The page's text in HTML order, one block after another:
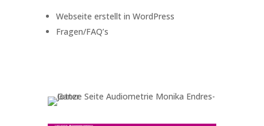
Webseite erstellt in WordPress
Fragen/FAQ’s